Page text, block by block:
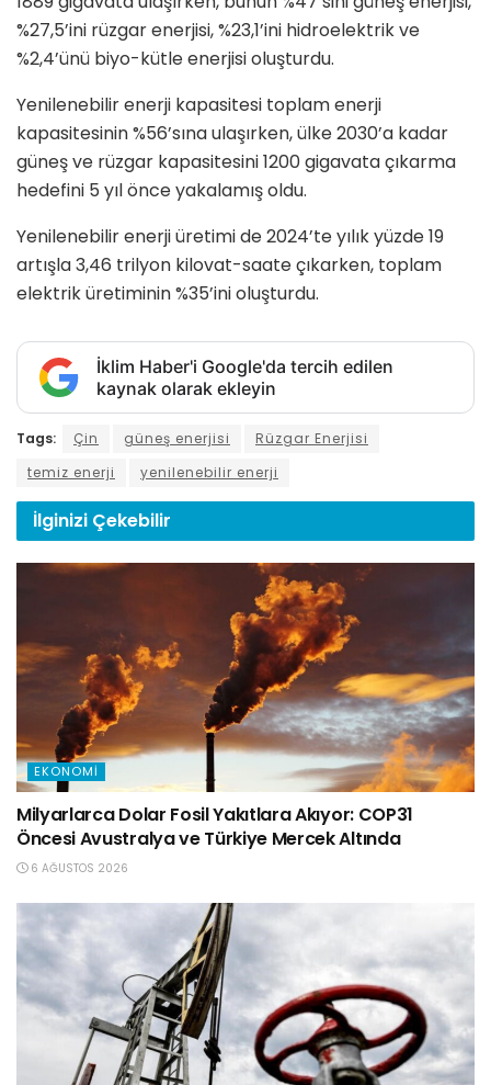
%27,5’ini rüzgar enerjisi, %23,1’ini hidroelektrik ve
%2,4’ünü biyo-kütle enerjisi oluşturdu.
Yenilenebilir enerji kapasitesi toplam enerji
kapasitesinin %56’sına ulaşırken, ülke 2030’a kadar
güneş ve rüzgar kapasitesini 1200 gigavata çıkarma
hedefini 5 yıl önce yakalamış oldu.
Yenilenebilir enerji üretimi de 2024’te yılık yüzde 19
artışla 3,46 trilyon kilovat-saate çıkarken, toplam
elektrik üretiminin %35’ini oluşturdu.
İklim Haber'i Google'da tercih edilen
kaynak olarak ekleyin
Tags: Çin güneş enerjisi
Rüzgar Enerjisi
temiz enerji
yenilenebilir enerji
İlginizi Çekebilir
EKONOMI
Milyarlarca Dolar Fosil Yakıtlara Akıyor: COP31
Öncesi Avustralya ve Türkiye Mercek Altında
6 AĞUSTOS 2026